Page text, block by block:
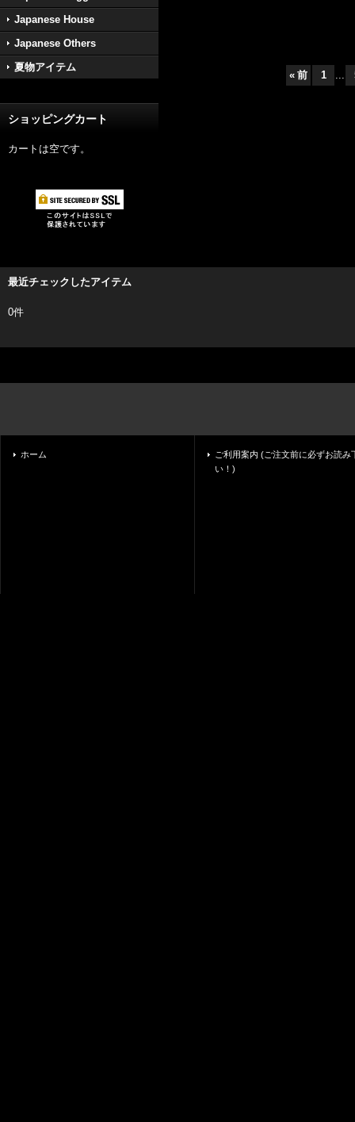
Japanese House
Japanese Others
夏物アイテム
ショッピングカート
カートは空です。
« 前 1 ...
最近チェックしたアイテム
0件
ホーム
ご利用案内 (ご注文前に必ずお読み
い！)